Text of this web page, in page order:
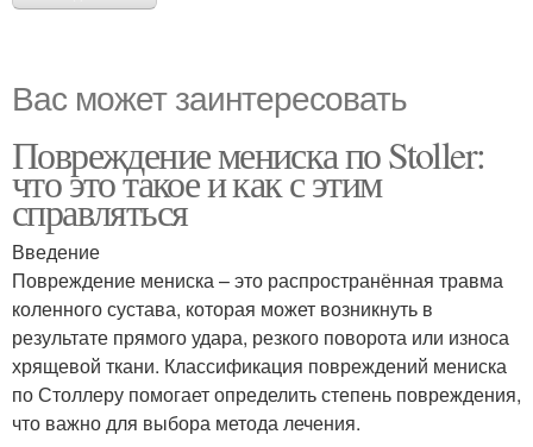
Вас может заинтересовать
Повреждение мениска по Stoller:
что это такое и как с этим
справляться
Введение
Повреждение мениска – это распространённая травма
коленного сустава, которая может возникнуть в
результате прямого удара, резкого поворота или износа
хрящевой ткани. Классификация повреждений мениска
по Столлеру помогает определить степень повреждения,
что важно для выбора метода лечения.